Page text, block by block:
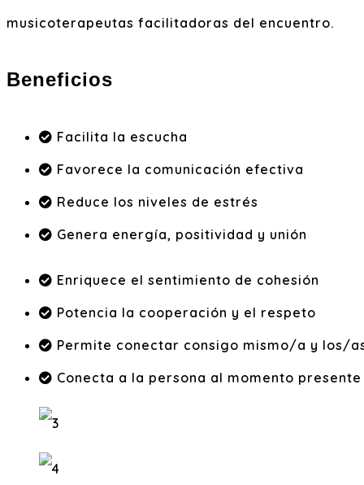
musicoterapeutas facilitadoras del encuentro.
Beneficios
Facilita la escucha
Favorece la comunicación efectiva
Reduce los niveles de estrés
Genera energía, positividad y unión
Enriquece el sentimiento de cohesión
Potencia la cooperación y el respeto
Permite conectar consigo mismo/a y los/
Conecta a la persona al momento presente